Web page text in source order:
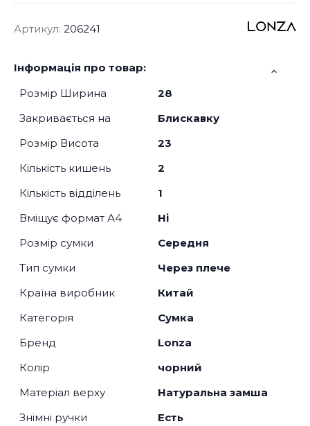
Артикул: 206241
Інформація про товар:
Розмір Ширина
28
Закривається на
Блискавку
Розмір Висота
23
Кількість кишень
2
Кількість відділень
1
Вміщує формат А4
Ні
Розмір сумки
Середня
Тип сумки
Через плече
Країна виробник
Китай
Категорія
Сумка
Бренд
Lonza
Колір
чорний
Матеріал верху
Натуральна замша
Знімні ручки
Есть